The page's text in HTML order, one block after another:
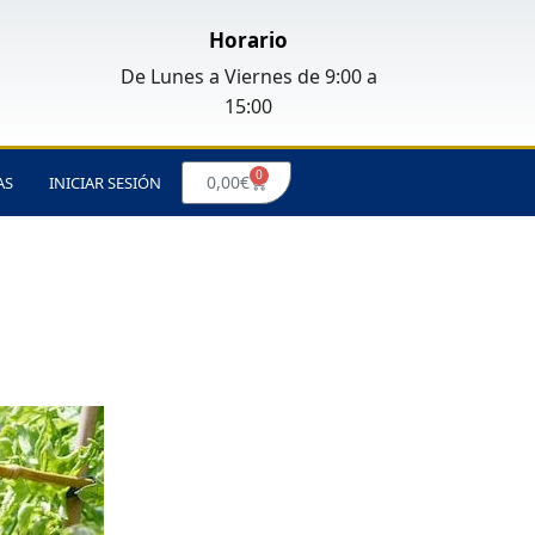
Horario
De Lunes a Viernes de 9:00 a
15:00
INICIAR SESIÓN 0,00€ 0
Carrito